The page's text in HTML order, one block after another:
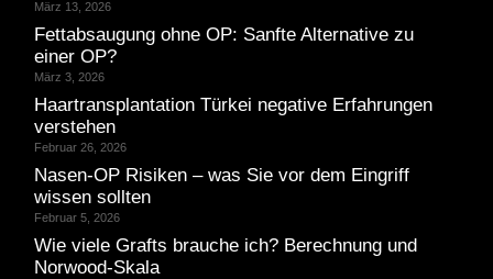
März 13, 2026
Fettabsaugung ohne OP: Sanfte Alternative zu
einer OP?
März 3, 2026
Haartransplantation Türkei negative Erfahrungen
verstehen
Februar 26, 2026
Nasen-OP Risiken – was Sie vor dem Eingriff
wissen sollten
Februar 5, 2026
Wie viele Grafts brauche ich? Berechnung und
Norwood-Skala